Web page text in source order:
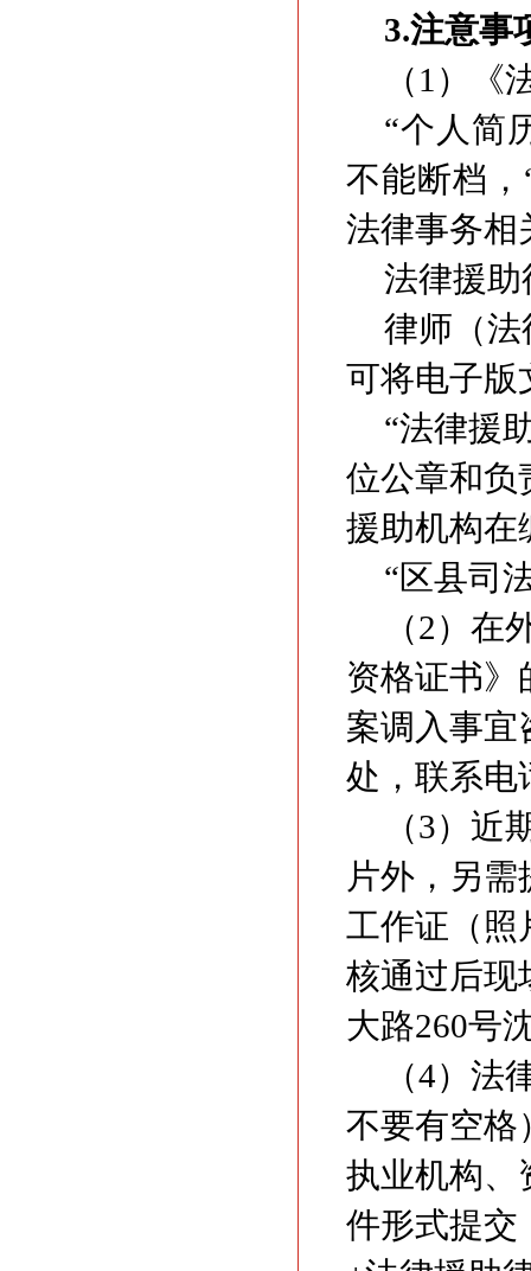
3.注意事
（1）《
“个人简
不能断档
法律事务相
法律援
律师（
可将电子版
“法律援
位公章和负
援助机构在
“区县司
（2）
资格证书》
案调入事宜
处，联系电
（3）
片外，另
工作证（照
核通过后现
大路260号
（4）
不要有空格
执业机构、
件形式提交